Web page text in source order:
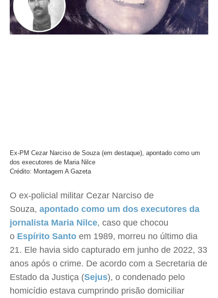
Ex-PM Cezar Narciso de Souza (em destaque), apontado como um
dos executores de Maria Nilce
Crédito: Montagem A Gazeta
O ex-policial militar Cezar Narciso de
Souza, apontado como um dos executores da
jornalista Maria Nilce, caso que chocou
o Espírito Santo em 1989, morreu no último dia
21. Ele havia sido capturado em junho de 2022, 33
anos após o crime. De acordo com a Secretaria de
Estado da Justiça (Sejus), o condenado pelo
homicídio estava cumprindo prisão domiciliar